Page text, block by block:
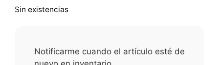
R
I
D
Sin existencias
Notificarme cuando el artículo esté de